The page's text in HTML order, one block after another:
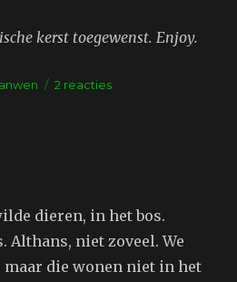
kerst toegewenst. Enjoy.
2 reactiesop
dieren, in het bos.
Althans, niet zoveel. We
maar die wonen niet in het